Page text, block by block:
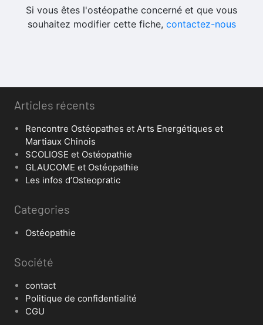
Si vous êtes l'ostéopathe concerné et que vous
souhaitez modifier cette fiche, contactez-nous
Articles récents
Rencontre Ostéopathes et Arts Energétiques et
Martiaux Chinois
SCOLIOSE et Ostéopathie
GLAUCOME et Ostéopathie
Les infos d’Osteopratic
Categories
Ostéopathie
Société
contact
Politique de confidentialité
CGU